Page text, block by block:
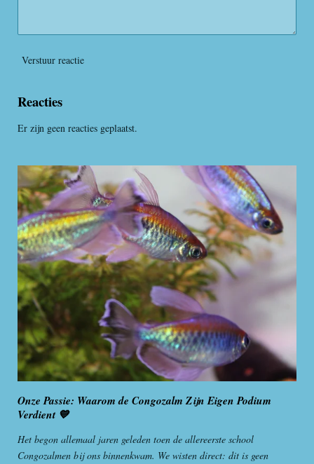
Verstuur reactie
Reacties
Er zijn geen reacties geplaatst.
Onze Passie: Waarom de Congozalm Zijn Eigen Podium
Verdient 💙
Het begon allemaal jaren geleden toen de allereerste school
Congozalmen bij ons binnenkwam. We wisten direct: dit is geen